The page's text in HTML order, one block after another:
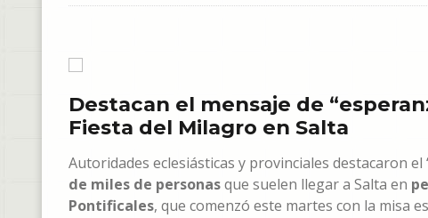
Destacan el mensaje de
Fiesta del Milagro en Salta
Autoridades eclesiásticas y provinciales destacaron
de miles de personasque suelen llegar a Salta en
Pontificales, que comenzó este martes con la misa